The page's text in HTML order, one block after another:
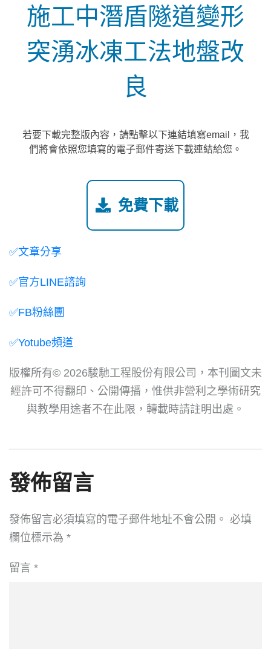
施工中潛盾隧道變形
突湧冰凍工法地盤改
良
若要下載完整版內容，請點擊以下連結填寫email，我
們將會依照您填寫的電子郵件寄送下載連結給您。
免費下載
✅文章分享
✅官方LINE諮詢
✅FB粉絲團
✅Yotube頻道
版權所有© 2026駿馳工程股份有限公司，本刊圖文未
經許可不得翻印、公開傳播，惟供非營利之學術研究
與教學用途者不在此限，轉載時請註明出處。
發佈留言
發佈留言必須填寫的電子郵件地址不會公開。 必填
欄位標示為 *
留言 *